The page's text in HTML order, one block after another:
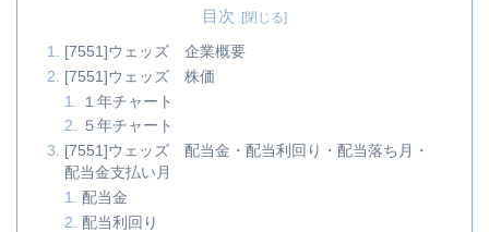
目次
[7551]ウェッズ 企業概要
[7551]ウェッズ 株価
１年チャート
５年チャート
[7551]ウェッズ 配当金・配当利回り・配当落ち月・
配当金支払い月
配当金
配当利回り